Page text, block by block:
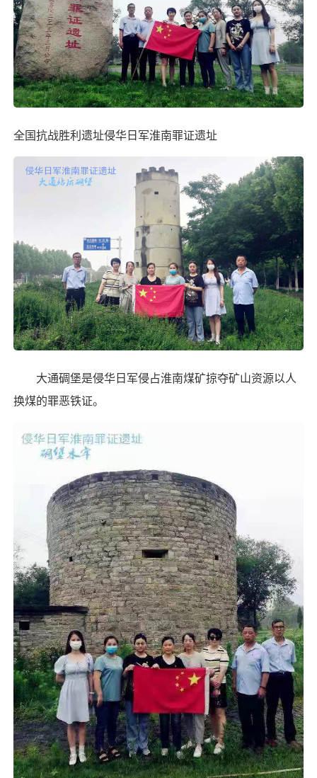
全国抗战胜利遗址侵华日军淮南罪证遗址
大通碉堡是侵华日军侵占淮南煤矿掠夺矿山资源以人
换煤的罪恶铁证。